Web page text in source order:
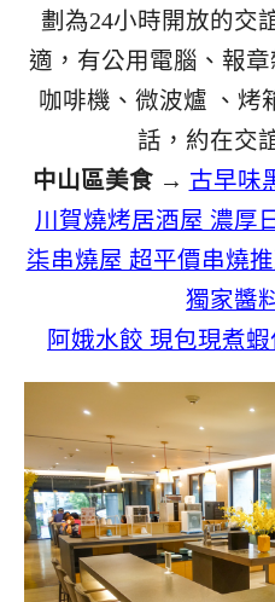
劃為24小時開放的交
適，有公用電腦、報章
咖啡機、微波爐 、烤
話，約在交
中山區美食→ 古早味
川賀燒烤居酒屋 濃厚
柒串燒屋 超平價串燒
獨家醬
阿娥水餃 現包現煮